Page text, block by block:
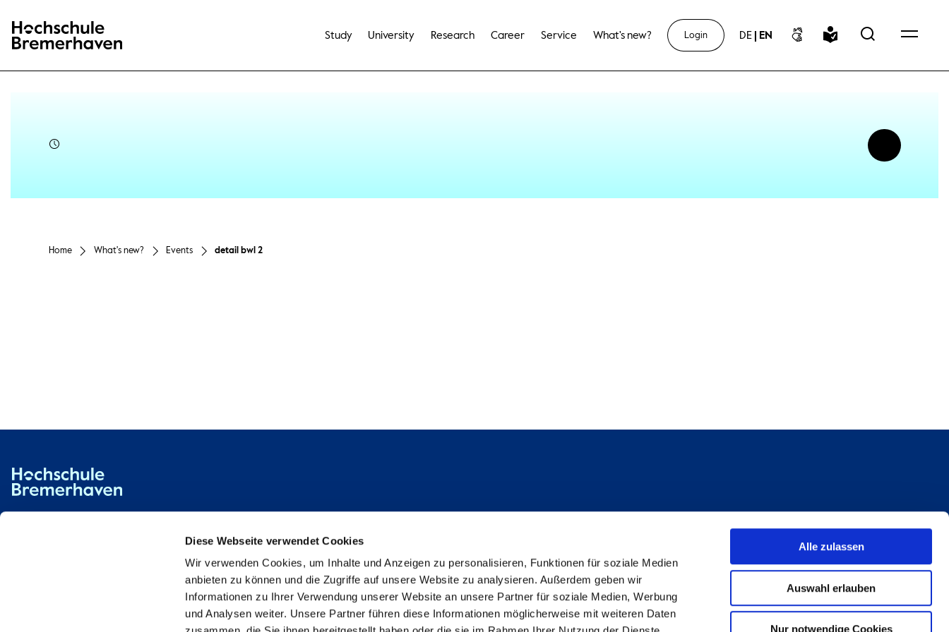
Diese Webseite verwendet Cookies
Wir verwenden Cookies, um Inhalte und Anzeigen zu personalisieren, Funktionen für soziale Medien
anbieten zu können und die Zugriffe auf unsere Website zu analysieren. Außerdem geben wir
Informationen zu Ihrer Verwendung unserer Website an unsere Partner für soziale Medien, Werbung
und Analysen weiter. Unsere Partner führen diese Informationen möglicherweise mit weiteren Daten
Alle zulassen
Auswahl erlauben
Nur notwendige Cookies
Hochschule Bremerhaven
Study University Research Career Service What's new? Login DE EN
Home What's new? Events detail bwl 2
Studienpat:innen Instagram
TikTok
YouTube
Facebook